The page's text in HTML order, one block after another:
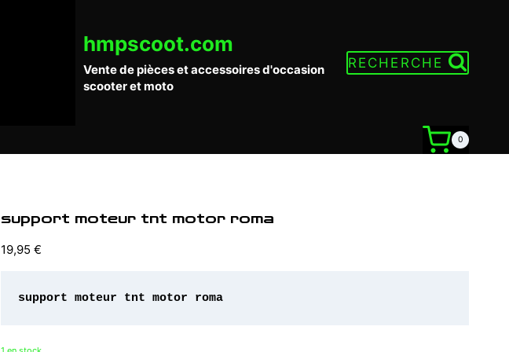
hmpscoot.com
Vente de pièces et accessoires d'occasion
scooter et moto
RECHERCHE
0
support moteur tnt motor roma
19,95 €
support moteur tnt motor roma